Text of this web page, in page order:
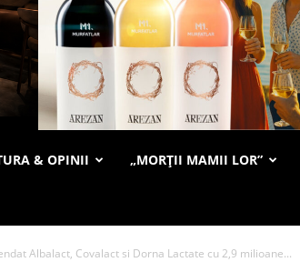
& OPINII „MORȚII MAMII LOR”
Albalact, Covalact si Dorna Lactate cu 2,9 milioane...